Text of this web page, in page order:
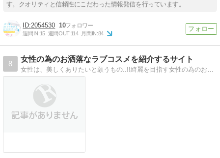
す。クオリティと信頼性にこだわった情報発信を行っています。
2054530 10
週間IN:15 週間OUT:114 月間IN:84
8
女性の為のお洒落なラブコスメを紹介するサイト
女性は、美しくありたいと願うもの..!!綺麗を目指す女性の為のお洒落なラブコスメをご紹介するサイトです。